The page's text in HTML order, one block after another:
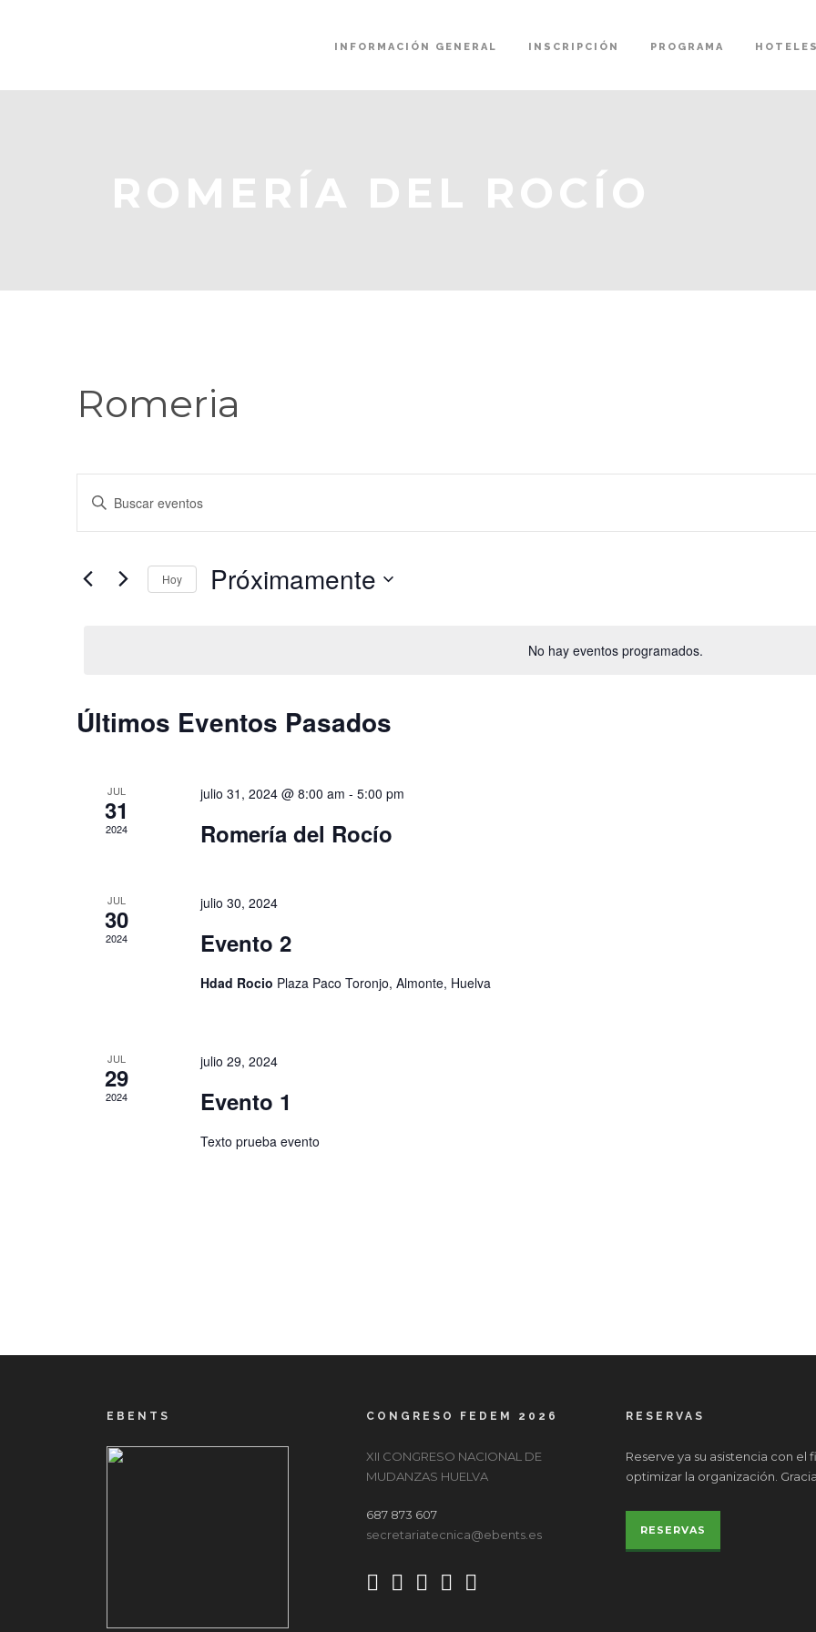
INFORMACIÓN GENERAL INSCRIPCIÓN PROGRAMA HOTELES
ROMERÍA DEL ROCÍO
Romeria
No hay eventos programados.
Navegación
de
y
Introduce
palabra
Busca
Hoy Próximamente
Últimos Eventos Pasados
JUL
31
2024
julio 31, 2024 @ 8:00 am - 5:00 pm
Romería del Rocío
JUL
30
2024
julio 30, 2024
Evento 2
Hdad Rocio Plaza Paco Toronjo, Almonte, Huelva
JUL
29
2024
julio 29, 2024
Evento 1
Texto prueba evento
EBENTS CONGRESO FEDEM 2026
XII CONGRESO NACIONAL DE
MUDANZAS HUELVA
687 873 607
secretariatecnica@ebents.es
RESERVAS
Reserve ya su asistencia con el
optimizar la organización.
RESERVAS